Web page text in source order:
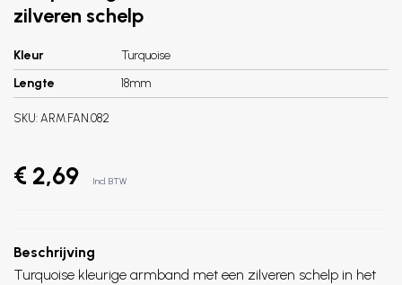
zilveren schelp
Kleur
Turquoise
Lengte
18mm
SKU: ARM.FAN.082
€ 2,69 Incl. BTW
Beschrijving
Turquoise kleurige armband met een zilveren schelp in het